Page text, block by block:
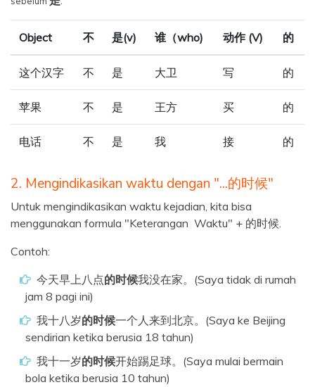
Object 不 是(v) 谁（who) 动作 (V) 的
这个汉字 不 是 大卫 写 的
苹果 不 是 王方 买 的
电话 不 是 我 接 的
2. Mengindikasikan waktu dengan "...的时候"
Untuk mengindikasikan waktu kejadian, kita bisa
menggunakan formula "Keterangan Waktu" + 的时候.
Contoh:
今天早上八点的时候我没在家。(Saya tidak di rumah
jam 8 pagi ini)
我十八岁的时候一个人来到北京。(Saya ke Beijing
sendirian ketika berusia 18 tahun)
我十一岁的时候开始踢足球。(Saya mulai bermain
bola ketika berusia 10 tahun)